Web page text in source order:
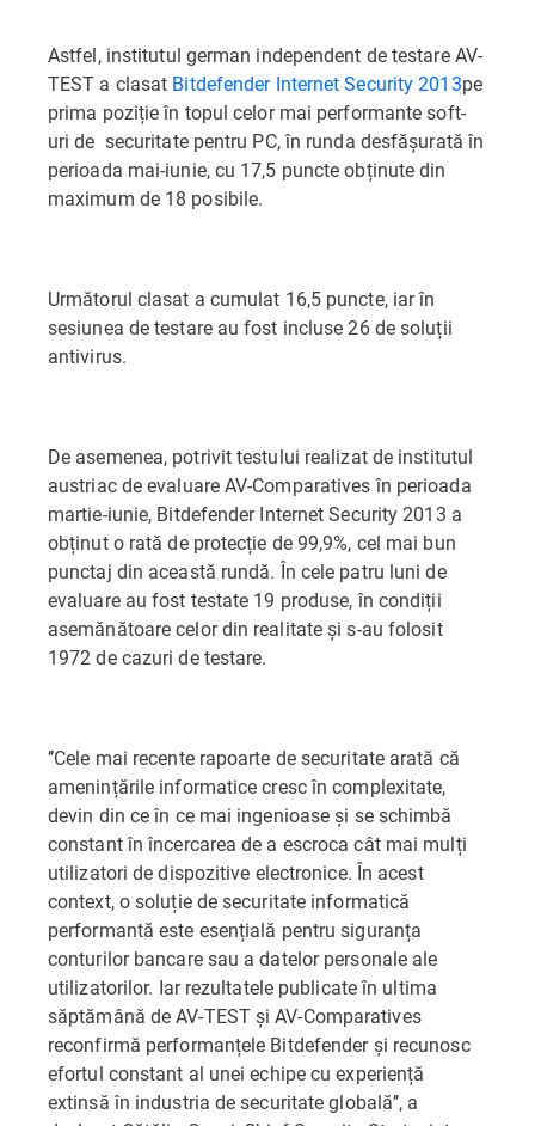
Astfel, institutul german independent de testare AV-
TEST a clasat Bitdefender Internet Security 2013pe
prima poziție în topul celor mai performante soft-
uri de securitate pentru PC, în runda desfășurată în
perioada mai-iunie, cu 17,5 puncte obținute din
maximum de 18 posibile.
Următorul clasat a cumulat 16,5 puncte, iar în
sesiunea de testare au fost incluse 26 de soluții
antivirus.
De asemenea, potrivit testului realizat de institutul
austriac de evaluare AV-Comparatives în perioada
martie-iunie, Bitdefender Internet Security 2013 a
obținut o rată de protecție de 99,9%, cel mai bun
punctaj din această rundă. În cele patru luni de
evaluare au fost testate 19 produse, în condiții
asemănătoare celor din realitate și s-au folosit
1972 de cazuri de testare.
’’Cele mai recente rapoarte de securitate arată că
amenințările informatice cresc în complexitate,
devin din ce în ce mai ingenioase și se schimbă
constant în încercarea de a escroca cât mai mulți
utilizatori de dispozitive electronice. În acest
context, o soluție de securitate informatică
performantă este esențială pentru siguranța
conturilor bancare sau a datelor personale ale
utilizatorilor. Iar rezultatele publicate în ultima
săptămână de AV-TEST și AV-Comparatives
reconfirmă performanțele Bitdefender și recunosc
efortul constant al unei echipe cu experiență
extinsă în industria de securitate globală’’, a